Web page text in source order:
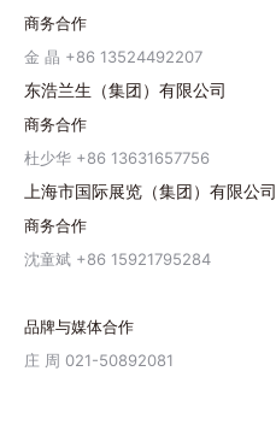
商务合作
金 晶 +86 13524492207
东浩兰生（集团）有限公司
商务合作
杜少华 +86 13631657756
上海市国际展览（集团）有限公司
商务合作
沈童斌 +86 15921795284
品牌与媒体合作
庄 周 021-50892081